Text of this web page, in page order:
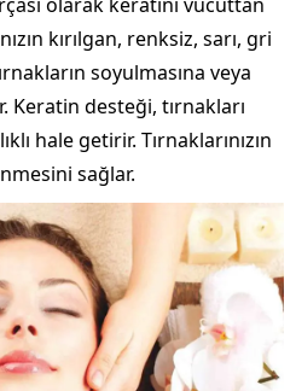
kırılgan, renksiz, sarı, gri
soyulmasına veya
Keratin desteği, tırnakları
hale getirir. Tırnaklarınızın
sağlar.